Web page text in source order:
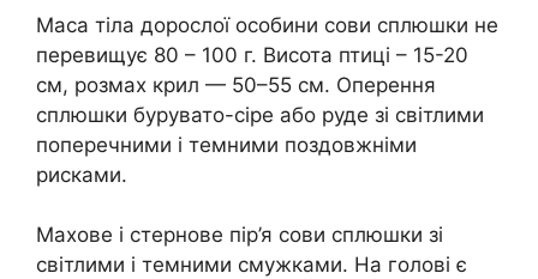
Маса тіла дорослої особини сови сплюшки не
перевищує 80 – 100 г. Висота птиці – 15-20
см, розмах крил — 50–55 см. Оперення
сплюшки бурувато-сіре або руде зі світлими
поперечними і темними поздовжніми
рисками.
Махове і стернове пір’я сови сплюшки зі
світлими і темними смужками. На голові є